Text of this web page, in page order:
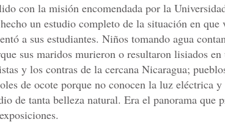
con la misión encomendada por la
un estudio completo de la situación en que
a sus estudiantes. Niños tomando agua
sus maridos murieron o resultaron lisiados en
y los contras de la cercana Nicaragua;
de ocote porque no conocen la luz eléctrica
de tanta belleza natural. Era el panorama que